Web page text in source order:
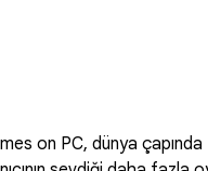
on PC, dünya çapında